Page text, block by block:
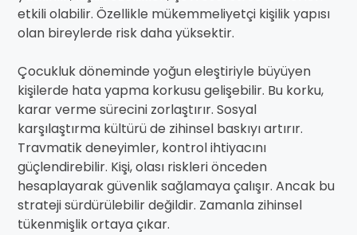
etkili olabilir. Özellikle mükemmeliyetçi kişilik yapısı
olan bireylerde risk daha yüksektir.
Çocukluk döneminde yoğun eleştiriyle büyüyen
kişilerde hata yapma korkusu gelişebilir. Bu korku,
karar verme sürecini zorlaştırır. Sosyal
karşılaştırma kültürü de zihinsel baskıyı artırır.
Travmatik deneyimler, kontrol ihtiyacını
güçlendirebilir. Kişi, olası riskleri önceden
hesaplayarak güvenlik sağlamaya çalışır. Ancak bu
strateji sürdürülebilir değildir. Zamanla zihinsel
tükenmişlik ortaya çıkar.